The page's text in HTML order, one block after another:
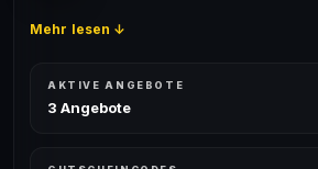
Mehr lesen ↓
AKTIVE ANGEBOTE
3 Angebote